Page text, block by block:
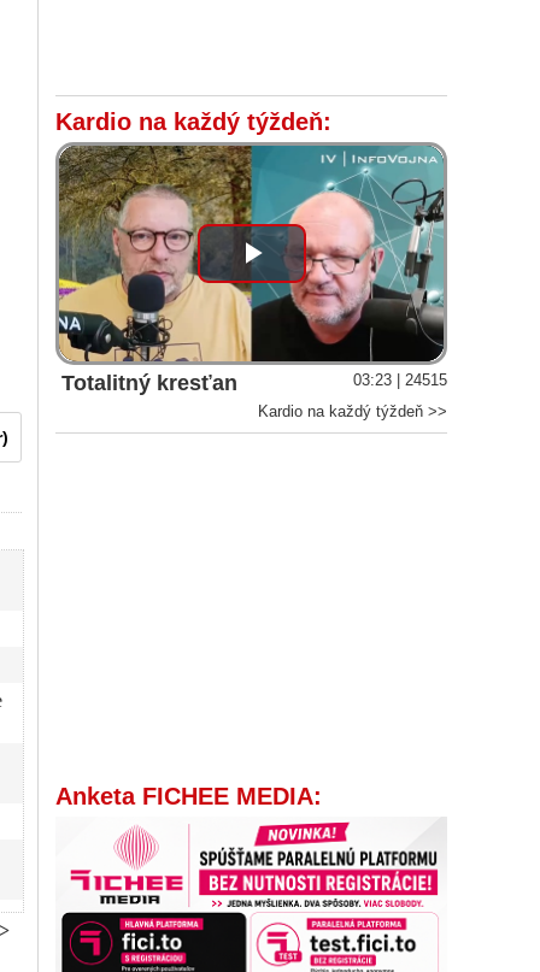
Kardio na každý týždeň:
Play
Video
Totalitný kresťan
03:23 | 24515
Kardio na každý týždeň >>
Anketa FICHEE MEDIA: